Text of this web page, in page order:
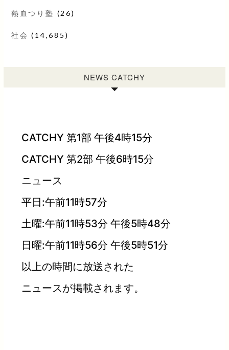
熱血つり塾 (26)
社会 (14,685)
NEWS CATCHY
CATCHY 第1部 午後4時15分
CATCHY 第2部 午後6時15分
ニュース
平日:午前11時57分
土曜:午前11時53分 午後5時48分
日曜:午前11時56分 午後5時51分
以上の時間に放送された
ニュースが掲載されます。